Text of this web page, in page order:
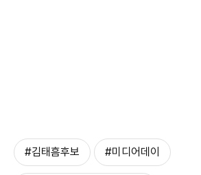
#김태흠후보 #미디어데이